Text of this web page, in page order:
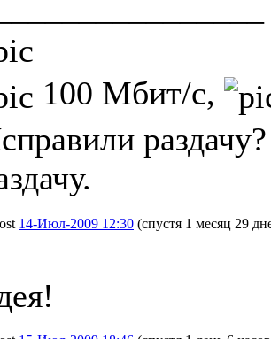
100 Мбит/с,
14-Июл-2009 12:30 (спустя 1 месяц 29